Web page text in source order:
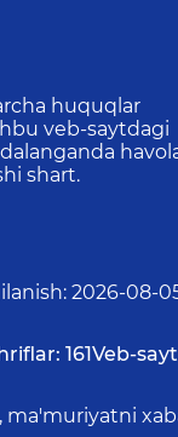
huquqlar
veb-saytdagi
shart.
: 2026-08-05
161Veb-
ma'muriyatni